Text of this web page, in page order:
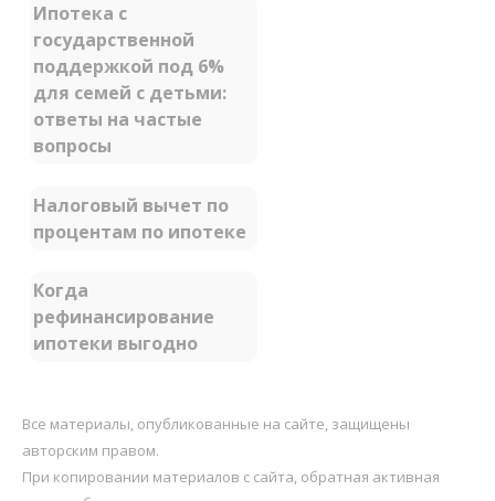
Ипотека с
государственной
поддержкой под 6%
для семей с детьми:
ответы на частые
вопросы
Налоговый вычет по
процентам по ипотеке
Когда
рефинансирование
ипотеки выгодно
Все материалы, опубликованные на сайте, защищены
авторским правом.
При копировании материалов с сайта, обратная активная